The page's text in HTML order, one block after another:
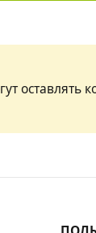
оставлять